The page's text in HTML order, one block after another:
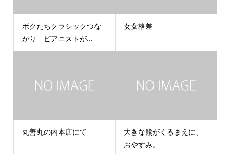
ボクたちクラシックつな
がり ピアニストが...
女女格差
丸善丸の内本店にて
大きな熊がくるまえに、
おやすみ。